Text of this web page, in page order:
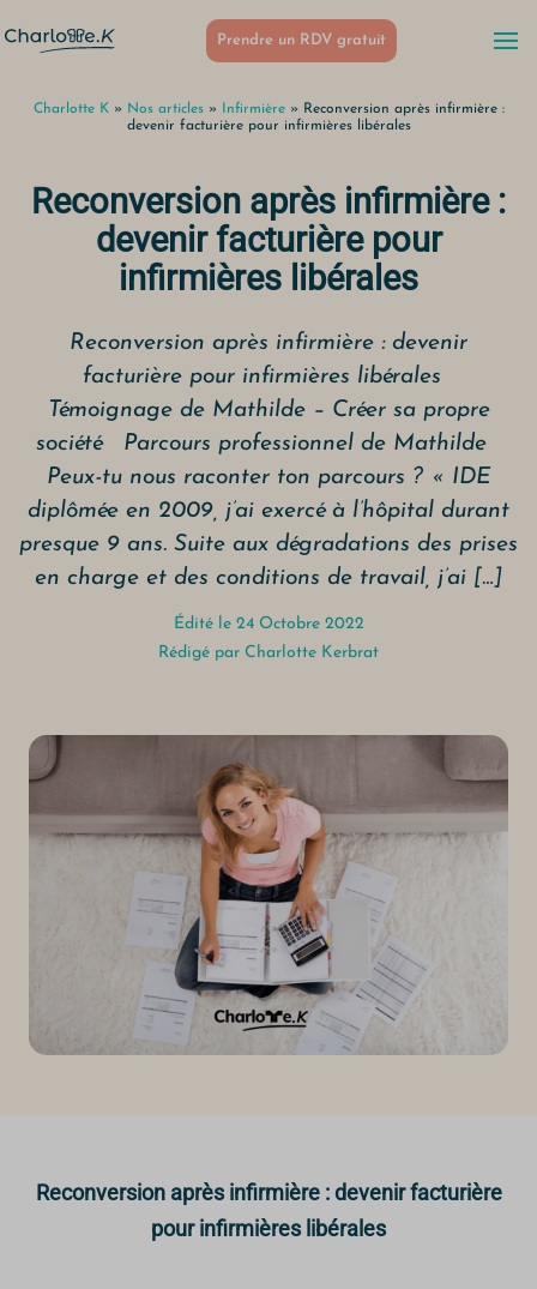
Prendre un RDV gratuit
Charlotte K» Nos articles» Infirmière» Reconversion après infirmière :
devenir facturière pour infirmières libérales
Reconversion après infirmière :
devenir facturière pour
infirmières libérales
Reconversion après infirmière : devenir
facturière pour infirmières libérales
Témoignage de Mathilde – Créer sa propre
société Parcours professionnel de Mathilde
Peux-tu nous raconter ton parcours ? « IDE
diplômée en 2009, j’ai exercé à l’hôpital durant
presque 9 ans. Suite aux dégradations des prises
en charge et des conditions de travail, j’ai […]
Édité le 24 Octobre 2022
Rédigé par Charlotte Kerbrat
Reconversion après infirmière : devenir facturière
pour infirmières libérales